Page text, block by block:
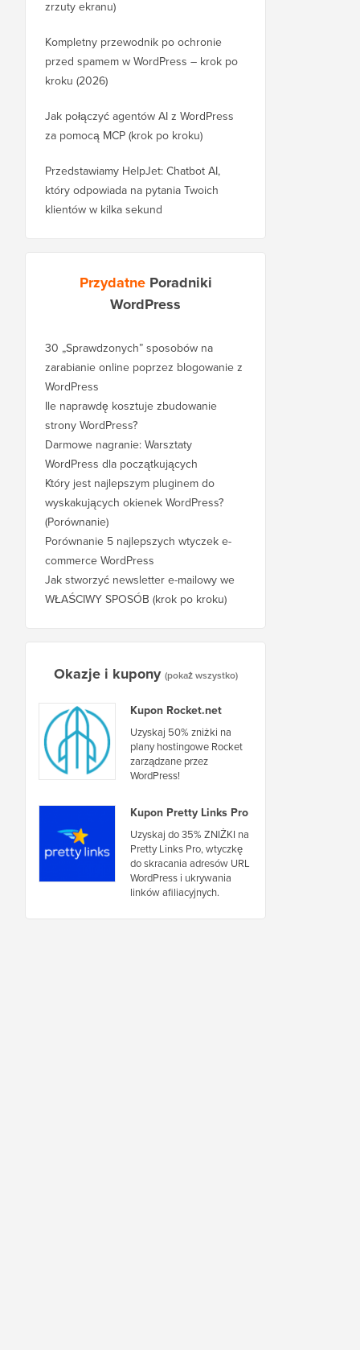
zrzuty ekranu)
Kompletny przewodnik po ochronie
przed spamem w WordPress – krok po
kroku (2026)
Jak połączyć agentów AI z WordPress
za pomocą MCP (krok po kroku)
Przedstawiamy HelpJet: Chatbot AI,
który odpowiada na pytania Twoich
klientów w kilka sekund
Przydatne Poradniki
WordPress
30 „Sprawdzonych” sposobów na
zarabianie online poprzez blogowanie z
WordPress
Ile naprawdę kosztuje zbudowanie
strony WordPress?
Darmowe nagranie: Warsztaty
WordPress dla początkujących
Który jest najlepszym pluginem do
wyskakujących okienek WordPress?
(Porównanie)
Porównanie 5 najlepszych wtyczek e-
commerce WordPress
Jak stworzyć newsletter e-mailowy we
WŁAŚCIWY SPOSÓB (krok po kroku)
Okazje i kupony (pokaż wszystko)
Kupon Rocket.net
Uzyskaj 50% zniżki na
plany hostingowe Rocket
zarządzane przez
WordPress!
Kupon Pretty Links Pro
Uzyskaj do 35% ZNIŻKI na
Pretty Links Pro, wtyczkę
do skracania adresów URL
WordPress i ukrywania
linków afiliacyjnych.